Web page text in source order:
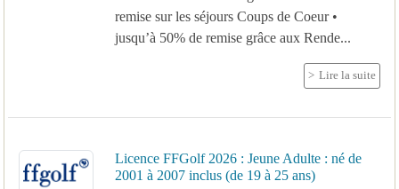
remise sur les séjours Coups de Coeur •
jusqu’à 50% de remise grâce aux Rende...
Lire la suite
Licence FFGolf 2026 : Jeune Adulte : né de
2001 à 2007 inclus (de 19 à 25 ans)